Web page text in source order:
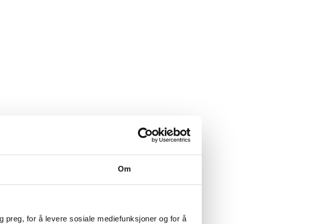
Om
preg, for å levere sosiale mediefunksjoner og for å
opp gjennom en handlingsplan mot